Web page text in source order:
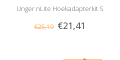
Unger nLite Hoekadapterkit S
€25,19 €21,41